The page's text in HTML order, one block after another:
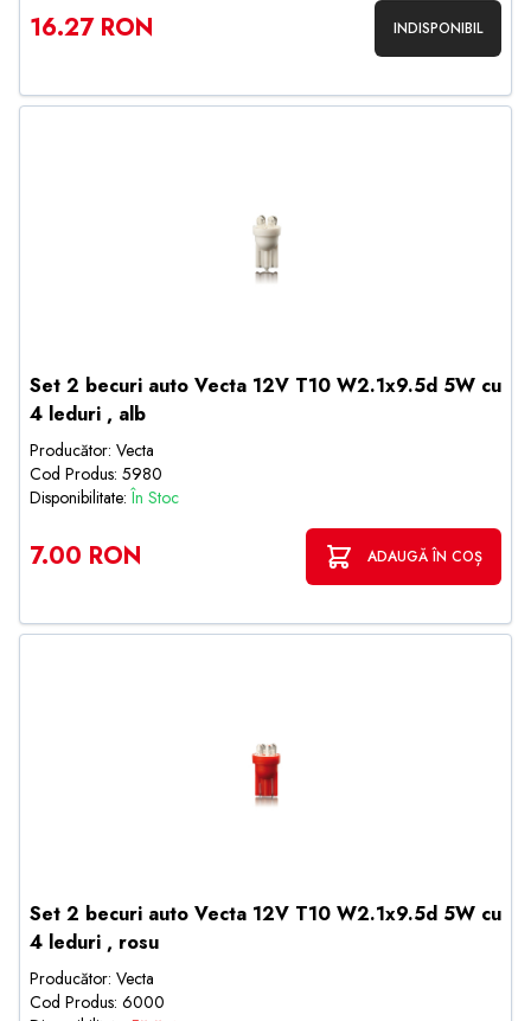
16.27 RON INDISPONIBIL
Set 2 becuri auto Vecta 12V T10 W2.1x9.5d 5W cu
4 leduri , alb
Producător: Vecta
Cod Produs: 5980
Disponibilitate:În Stoc
7.00 RON ADAUGĂ ÎN COȘ
Set 2 becuri auto Vecta 12V T10 W2.1x9.5d 5W cu
4 leduri , rosu
Producător: Vecta
Cod Produs: 6000